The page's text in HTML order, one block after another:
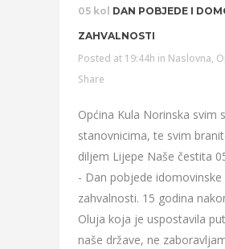
05 kol DAN POBJEDE I
ZAHVALNOSTI
Posted at 19:44h in Naslovna,
Share
Općina Kula Norinska svim
stanovnicima, te svim
diljem Lijepe Naše čestita
- Dan pobjede idomovinske
zahvalnosti. 15 godina
Oluja koja je uspostavila
naše države, ne